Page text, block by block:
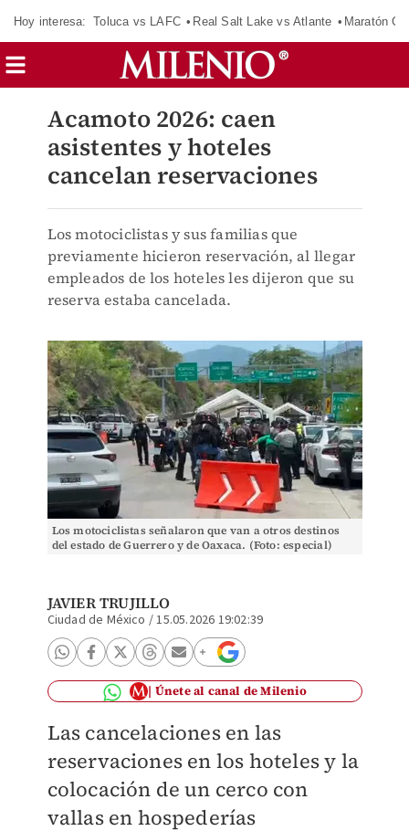
Hoy interesa: Toluca vs LAFC Real Salt Lake vs Atlante Maratón
Acamoto 2026: caen
asistentes y hoteles
cancelan reservaciones
Los motociclistas y sus familias que
previamente hicieron reservación, al llegar
empleados de los hoteles les dijeron que su
reserva estaba cancelada.
Los motociclistas señalaron que van a otros destinos
del estado de Guerrero y de Oaxaca. (Foto: especial)
JAVIER TRUJILLO
Ciudad de México /15.05.2026 19:02:39
Únete al canal de Milenio
Las cancelaciones en las
reservaciones en los hoteles y la
colocación de un cerco con
vallas en hospederías